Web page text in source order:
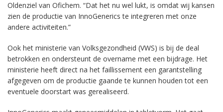
Oldenziel van Ofichem. “Dat het nu wel lukt, is omdat wij kansen
zien de productie van InnoGenerics te integreren met onze
andere activiteiten.”
Ook het ministerie van Volksgezondheid (VWS) is bij de deal
betrokken en ondersteunt de overname met een bijdrage. Het
ministerie heeft direct na het faillissement een garantstelling
afgegeven om de productie gaande te kunnen houden tot een
eventuele doorstart was gerealiseerd.